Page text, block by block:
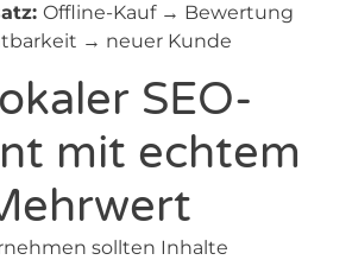
Offline-Kauf → Bewertung
→ neuer Kunde
SEO-
mit echtem
sollten Inhalte